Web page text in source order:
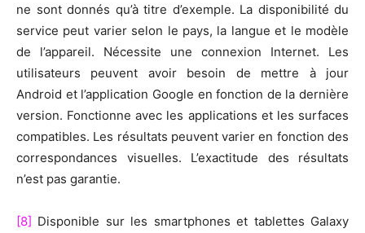
ne sont donnés qu’à titre d’exemple. La disponibilité du
service peut varier selon le pays, la langue et le modèle
de l’appareil. Nécessite une connexion Internet. Les
utilisateurs peuvent avoir besoin de mettre à jour
Android et l’application Google en fonction de la dernière
version. Fonctionne avec les applications et les surfaces
compatibles. Les résultats peuvent varier en fonction des
correspondances visuelles. L’exactitude des résultats
n’est pas garantie.
[8] Disponible sur les smartphones et tablettes Galaxy